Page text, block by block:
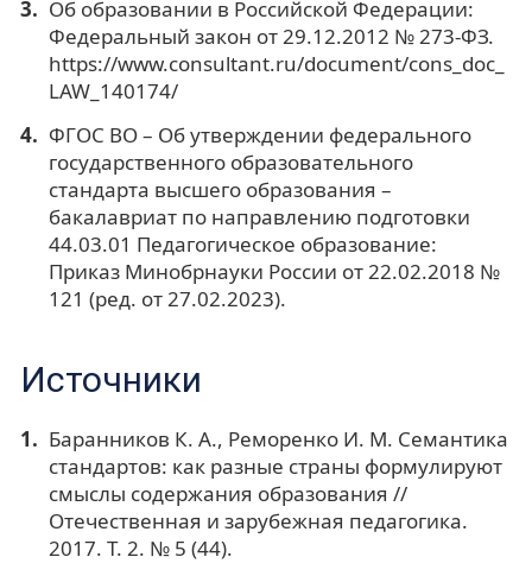
Об образовании в Российской Федерации:
Федеральный закон от 29.12.2012 № 273-ФЗ.
https://www.consultant.ru/document/cons_doc_
LAW_140174/
ФГОС ВО – Об утверждении федерального
государственного образовательного
стандарта высшего образования –
бакалавриат по направлению подготовки
44.03.01 Педагогическое образование:
Приказ Минобрнауки России от 22.02.2018 №
121 (ред. от 27.02.2023).
Источники
Баранников К. А., Реморенко И. М. Семантика
стандартов: как разные страны формулируют
смыслы содержания образования //
Отечественная и зарубежная педагогика.
2017. Т. 2. № 5 (44).